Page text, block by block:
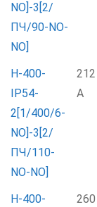
NO]-3[2/
ПЧ/90-NO-
NO]
Н-400-
IP54-
2[1/400/6-
NO]-3[2/
ПЧ/110-
NO-NO]
212
А
Н-400-
260